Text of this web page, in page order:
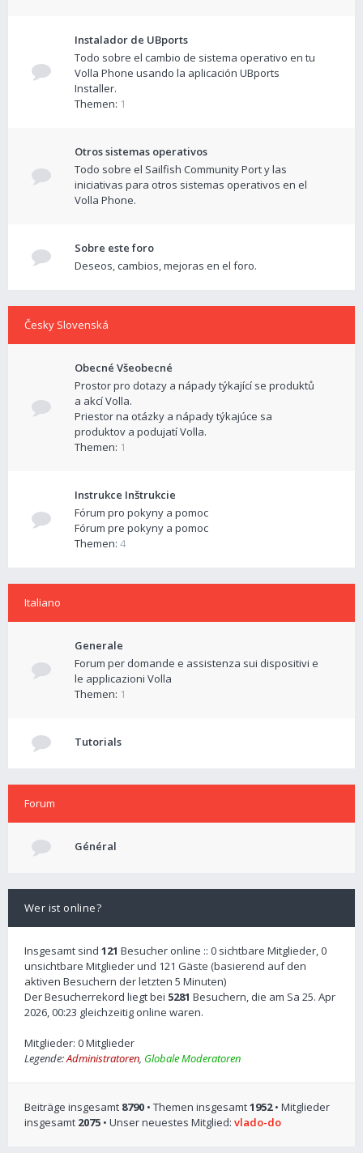
Instalador de UBports
Todo sobre el cambio de sistema operativo en tu
Volla Phone usando la aplicación UBports
Installer.
Themen: 1
Otros sistemas operativos
Todo sobre el Sailfish Community Port y las
iniciativas para otros sistemas operativos en el
Volla Phone.
Sobre este foro
Deseos, cambios, mejoras en el foro.
Česky Slovenská
Obecné Všeobecné
Prostor pro dotazy a nápady týkající se produktů
a akcí Volla.
Priestor na otázky a nápady týkajúce sa
produktov a podujatí Volla.
Themen: 1
Instrukce Inštrukcie
Fórum pro pokyny a pomoc
Fórum pre pokyny a pomoc
Themen: 4
Italiano
Generale
Forum per domande e assistenza sui dispositivi e
le applicazioni Volla
Themen: 1
Tutorials
Forum
Général
Wer ist online?
Insgesamt sind 121 Besucher online :: 0 sichtbare Mitglieder, 0
unsichtbare Mitglieder und 121 Gäste (basierend auf den
aktiven Besuchern der letzten 5 Minuten)
Der Besucherrekord liegt bei 5281 Besuchern, die am Sa 25. Apr
2026, 00:23 gleichzeitig online waren.
Mitglieder: 0 Mitglieder
Legende:Administratoren, Globale Moderatoren
Beiträge insgesamt 8790 • Themen insgesamt1952• Mitglieder
insgesamt 2075 • Unser neuestes Mitglied: vlado-do